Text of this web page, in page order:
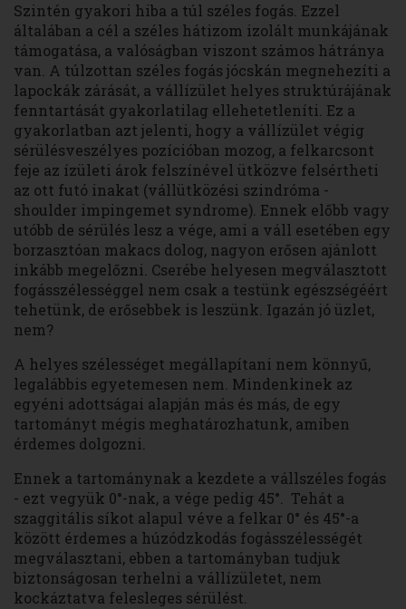
Szintén gyakori hiba a túl széles fogás. Ezzel
általában a cél a széles hátizom izolált munkájának
támogatása, a valóságban viszont számos hátránya
van. A túlzottan széles fogás jócskán megnehezíti a
lapockák zárását, a vállízület helyes struktúrájának
fenntartását gyakorlatilag ellehetetleníti. Ez a
gyakorlatban azt jelenti, hogy a vállízület végig
sérülésveszélyes pozícióban mozog, a felkarcsont
feje az ízületi árok felszínével ütközve felsértheti
az ott futó inakat (vállütközési szindróma -
shoulder impingemet syndrome). Ennek előbb vagy
utóbb de sérülés lesz a vége, ami a váll esetében egy
borzasztóan makacs dolog, nagyon erősen ajánlott
inkább megelőzni. Cserébe helyesen megválasztott
fogásszélességgel nem csak a testünk egészségéért
tehetünk, de erősebbek is leszünk. Igazán jó üzlet,
nem?
A helyes szélességet megállapítani nem könnyű,
legalábbis egyetemesen nem. Mindenkinek az
egyéni adottságai alapján más és más, de egy
tartományt mégis meghatározhatunk, amiben
érdemes dolgozni.
Ennek a tartománynak a kezdete a vállszéles fogás
- ezt vegyük 0°-nak, a vége pedig 45°. Tehát a
szaggitális síkot alapul véve a felkar 0° és 45°-a
között érdemes a húzódzkodás fogásszélességét
megválasztani, ebben a tartományban tudjuk
biztonságosan terhelni a vállízületet, nem
kockáztatva felesleges sérülést.